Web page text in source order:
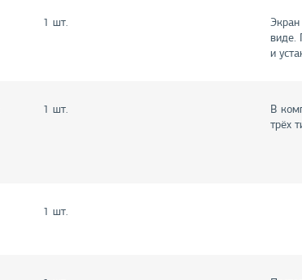
1 шт.
Экран
виде.
и
1 шт.
В
трёх
1 шт.